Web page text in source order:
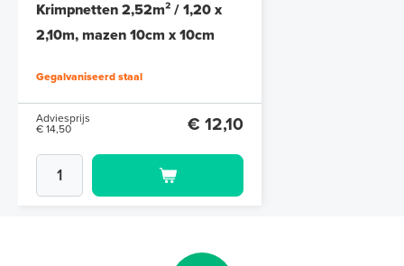
Krimpnetten 2,52m² / 1,20 x
2,10m, mazen 10cm x 10cm
Gegalvaniseerd staal
Adviesprijs
€ 14,50
€ 12,10